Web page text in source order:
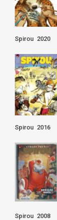
Spirou 2020
Spirou 2016
Spirou 2008